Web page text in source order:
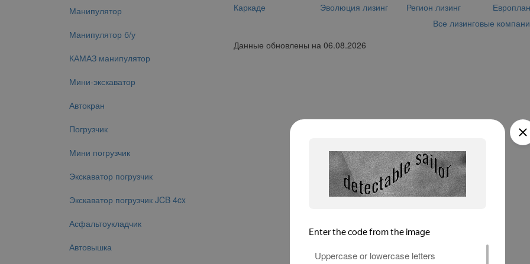
Манипулятор
Манипулятор б/у
КАМАЗ манипулятор
Мини-экскаватор
Автокран
Погрузчик
Мини погрузчик
Экскаватор погрузчик
Экскаватор погрузчик JCB 4cx
Асфальтоукладчик
Автовышка
Каркаде Эволюция лизинг Регион лизинг Европлан
Все лизинговые
Данные обновлены на 06.08.2026